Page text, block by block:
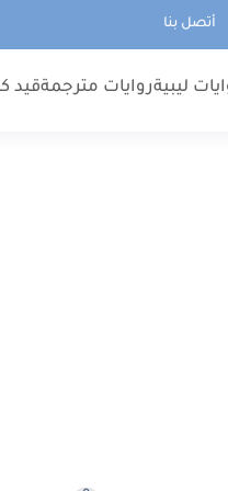
أتصل بنا
ليبيةروايات مترجمةقيد